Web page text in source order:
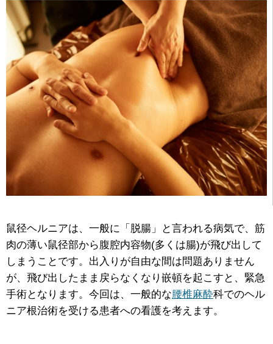
鼠径ヘルニアは、一般に「脱腸」と言われる病気で、筋
肉の薄い鼠径部から腹腔内容物(多くは腸)が飛び出して
しまうことです。出入りが自由な間は問題ありません
が、飛び出したまま戻らなくなり嵌頓を起こすと、緊急
手術となります。今回は、一般的な腰椎麻酔科でのヘル
ニア根治術を受ける患者への看護を考えます。